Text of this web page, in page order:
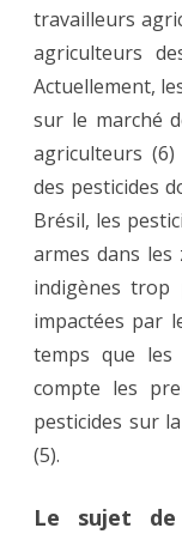
travailleurs
agriculteurs
Actuellement,
sur le marché
agriculteurs
des pesticides
Brésil, les
armes dans les
indigènes trop
impactées par
temps que les
compte les
pesticides sur
(5).
Le sujet de